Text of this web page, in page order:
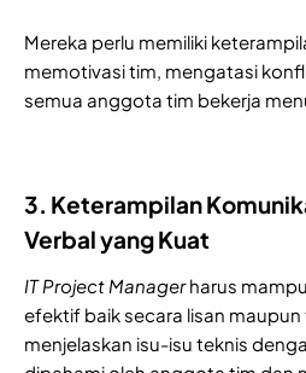
Mereka perlu memiliki
memotivasi tim, mengatasi
semua anggota tim bekerja
3. Keterampilan
Verbal yang Kuat
IT Project Managerharus
efektif baik secara lisan maupun
menjelaskan isu-isu teknis